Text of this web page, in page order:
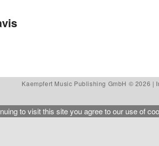
Kaempfert Music Publishing GmbH © 2026 |
to visit this site you agree to our use of